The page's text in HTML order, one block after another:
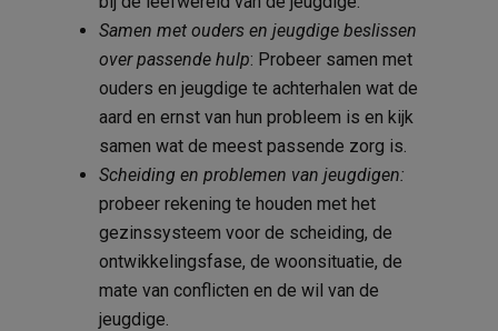
Samen met ouders en jeugdige beslissen
over passende hulp: Probeer samen met
ouders en jeugdige te achterhalen wat de
aard en ernst van hun probleem is en kijk
samen wat de meest passende zorg is.
Scheiding en problemen van jeugdigen:
probeer rekening te houden met het
gezinssysteem voor de scheiding, de
ontwikkelingsfase, de woonsituatie, de
mate van conflicten en de wil van de
jeugdige.